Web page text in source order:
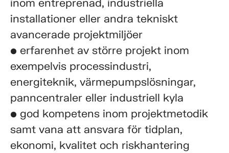
inom entreprenad, industriella
installationer eller andra tekniskt
avancerade projektmiljöer
• erfarenhet av större projekt inom
exempelvis processindustri,
energiteknik, värmepumpslösningar,
panncentraler eller industriell kyla
• god kompetens inom projektmetodik
samt vana att ansvara för tidplan,
ekonomi, kvalitet och riskhantering